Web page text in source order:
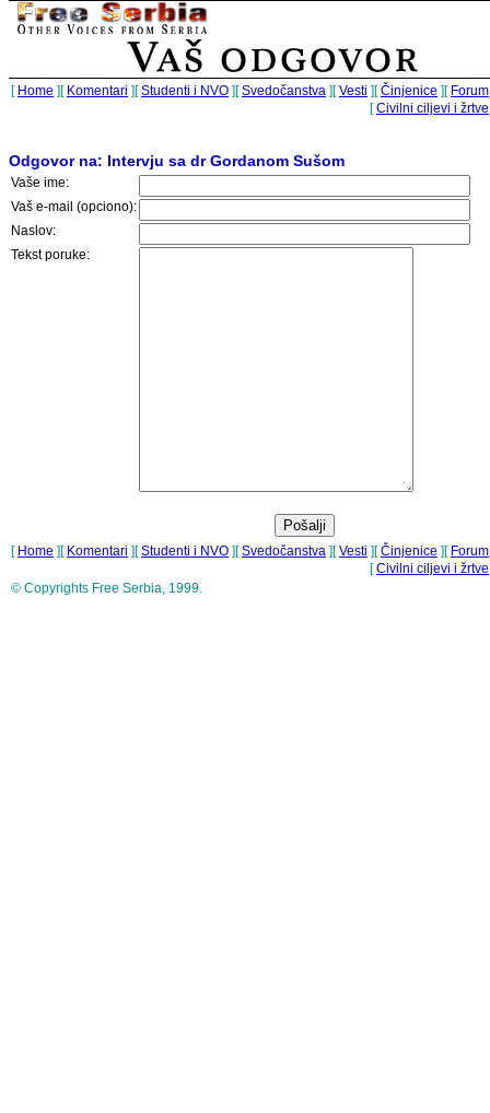
[ Home ][ Komentari ][Studenti i NVO ][Svedočanstva ][Vesti ][Činjenice ][ Forum
[Civilni ciljevi i žrtve
Odgovor na: Intervju sa dr Gordanom Sušom
Vaše ime:
Vaš e-mail (opciono):
Naslov:
Tekst poruke:
[ Home ][ Komentari ][Studenti i NVO ][Svedočanstva ][Vesti ][Činjenice ][ Forum
[Civilni ciljevi i žrtve
© Copyrights Free Serbia, 1999.